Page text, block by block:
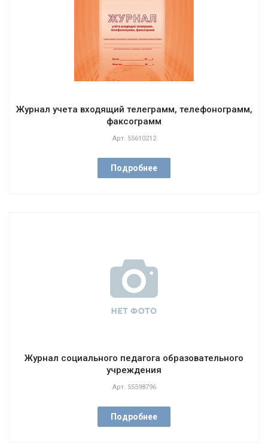
Журнал учета входящий телеграмм, телефонограмм,
факсограмм
Арт. 55610212
Подробнее
Журнал социального педагога образовательного
учреждения
Арт. 55598796
Подробнее